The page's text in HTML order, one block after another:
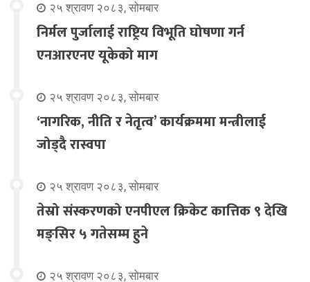
२५ श्रावण २०८३, सोमबार
निर्मल पुर्जालाई राष्ट्रिय विभूति घोषणा गर्न
एनआरएनए यूकेको माग
२५ श्रावण २०८३, सोमबार
‘नागरिक, नीति र नेतृत्व’ कार्यक्रममा मन्त्रीलाई
जोड्दै रास्वपा
२५ श्रावण २०८३, सोमबार
तेस्रो संस्करणको एनपीएल क्रिकेट कात्तिक ९ देखि
मङ्सिर ५ गतेसम्म हुने
२५ श्रावण २०८३, सोमबार